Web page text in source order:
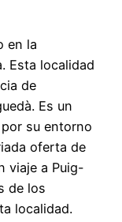
en la
Esta localidad
de
Es un
su entorno
oferta de
viaje a Puig-
de los
localidad.